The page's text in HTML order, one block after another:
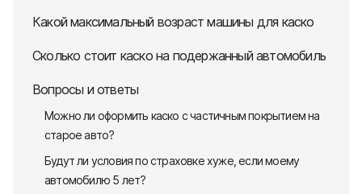
Какой максимальный возраст машины для каско
Сколько стоит каско на подержанный автомобиль
Вопросы и ответы
Можно ли оформить каско с частичным покрытием на
старое авто?
Будут ли условия по страховке хуже, если моему
автомобилю 5 лет?